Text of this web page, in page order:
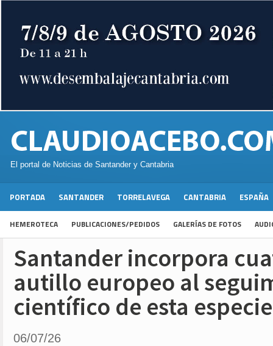
El portal de Noticias de Santander y Cantabria
PORTADA SANTANDER TORRELAVEGA CANTABRIA ESPAÑA
HEMEROTECA PUBLICACIONES/PEDIDOS GALERÍAS DE FOTOS
Santander incorpora
autillo europeo al
científico de esta especie
06/07/26